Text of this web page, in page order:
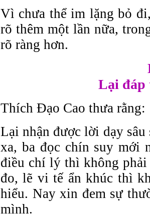
Vì chưa thể im lặng bỏ
rõ thêm một lần nữa,
rõ ràng hơn.
Lại đáp
Thích Đạo Cao thưa rằng:
Lại nhận được lời dạy sâu
xa, ba đọc chín suy mới
điều chí lý thì không
đo, lẽ vi tế ẩn khúc thì
hiểu. Nay xin đem sự
mình.